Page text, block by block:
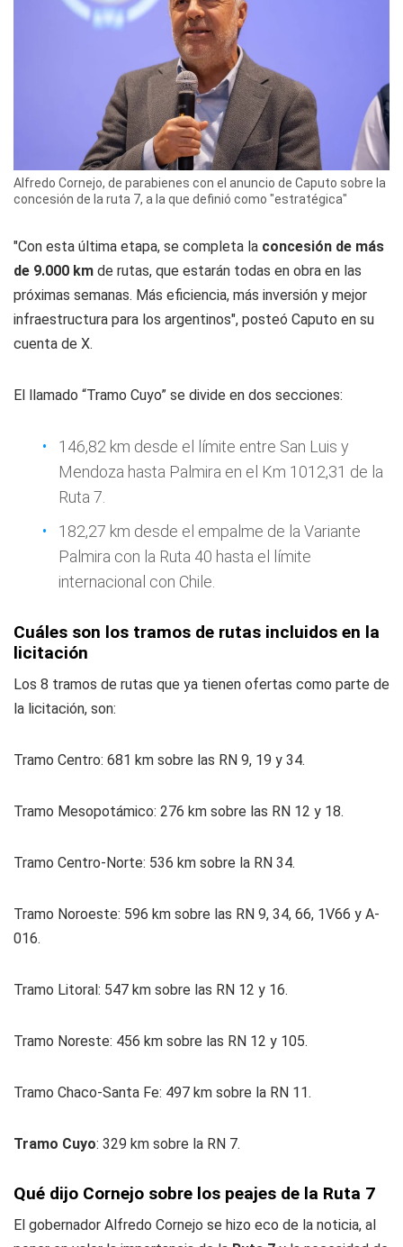
Alfredo Cornejo, de parabienes con el anuncio de Caputo sobre la
concesión de la ruta 7, a la que definió como "estratégica"
"Con esta última etapa, se completa la concesión de más
de 9.000 km de rutas, que estarán todas en obra en las
próximas semanas. Más eficiencia, más inversión y mejor
infraestructura para los argentinos", posteó Caputo en su
cuenta de X.
El llamado “Tramo Cuyo” se divide en dos secciones:
146,82 km desde el límite entre San Luis y
Mendoza hasta Palmira en el Km 1012,31 de la
Ruta 7.
182,27 km desde el empalme de la Variante
Palmira con la Ruta 40 hasta el límite
internacional con Chile.
Cuáles son los tramos de rutas incluidos en la
licitación
Los 8 tramos de rutas que ya tienen ofertas como parte de
la licitación, son:
Tramo Centro: 681 km sobre las RN 9, 19 y 34.
Tramo Mesopotámico: 276 km sobre las RN 12 y 18.
Tramo Centro-Norte: 536 km sobre la RN 34.
Tramo Noroeste: 596 km sobre las RN 9, 34, 66, 1V66 y A-
016.
Tramo Litoral: 547 km sobre las RN 12 y 16.
Tramo Noreste: 456 km sobre las RN 12 y 105.
Tramo Chaco-Santa Fe: 497 km sobre la RN 11.
Tramo Cuyo: 329 km sobre la RN 7.
Qué dijo Cornejo sobre los peajes de la Ruta 7
El gobernador Alfredo Cornejo se hizo eco de la noticia, al